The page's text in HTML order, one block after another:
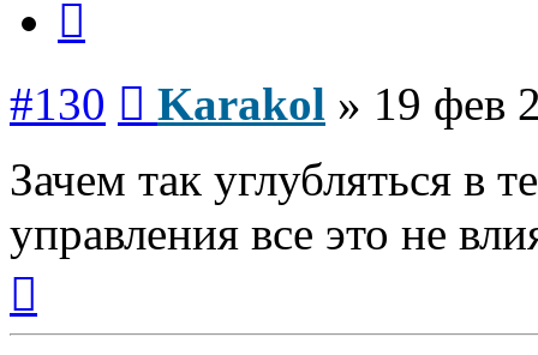
#130 Karakol » 19 фев
Зачем так углубляться в
управления все это не
началу